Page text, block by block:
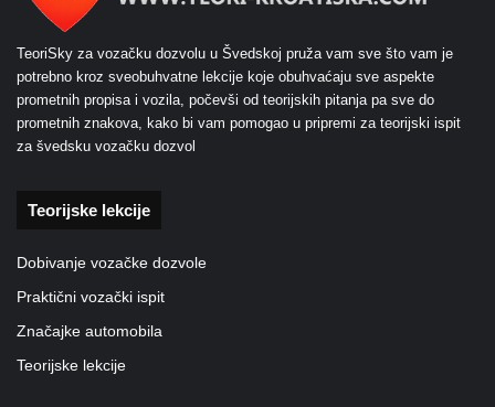
TeoriSky za vozačku dozvolu u Švedskoj pruža vam sve što vam je
potrebno kroz sveobuhvatne lekcije koje obuhvaćaju sve aspekte
prometnih propisa i vozila, počevši od teorijskih pitanja pa sve do
prometnih znakova, kako bi vam pomogao u pripremi za teorijski ispit
za švedsku vozačku dozvol
Teorijske lekcije
Dobivanje vozačke dozvole
Praktični vozački ispit
Značajke automobila
Teorijske lekcije